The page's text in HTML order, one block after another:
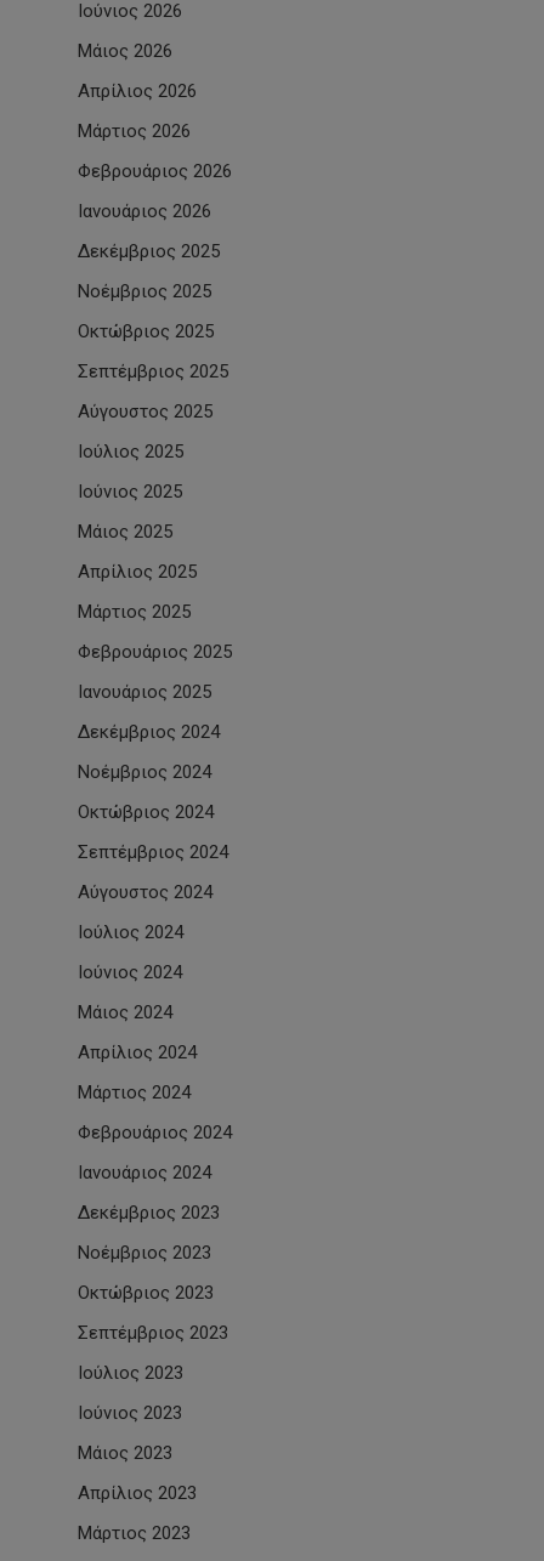
Ιούνιος 2026
Μάιος 2026
Απρίλιος 2026
Μάρτιος 2026
Φεβρουάριος 2026
Ιανουάριος 2026
Δεκέμβριος 2025
Νοέμβριος 2025
Οκτώβριος 2025
Σεπτέμβριος 2025
Αύγουστος 2025
Ιούλιος 2025
Ιούνιος 2025
Μάιος 2025
Απρίλιος 2025
Μάρτιος 2025
Φεβρουάριος 2025
Ιανουάριος 2025
Δεκέμβριος 2024
Νοέμβριος 2024
Οκτώβριος 2024
Σεπτέμβριος 2024
Αύγουστος 2024
Ιούλιος 2024
Ιούνιος 2024
Μάιος 2024
Απρίλιος 2024
Μάρτιος 2024
Φεβρουάριος 2024
Ιανουάριος 2024
Δεκέμβριος 2023
Νοέμβριος 2023
Οκτώβριος 2023
Σεπτέμβριος 2023
Ιούλιος 2023
Ιούνιος 2023
Μάιος 2023
Απρίλιος 2023
Μάρτιος 2023